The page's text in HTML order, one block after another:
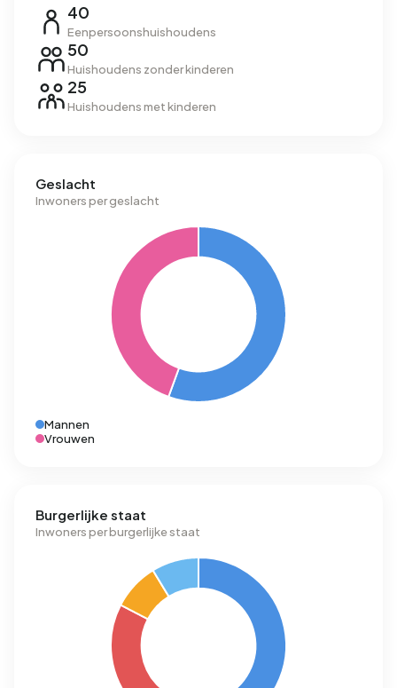
40
Eenpersoonshuishoudens
50
Huishoudens zonder kinderen
25
Huishoudens met kinderen
Geslacht
Inwoners per geslacht
Mannen
Vrouwen
Burgerlijke staat
Inwoners per burgerlijke staat